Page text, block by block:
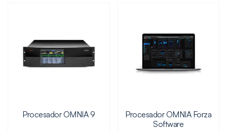
Procesador OMNIA 9
Procesador OMNIA Forza
Software